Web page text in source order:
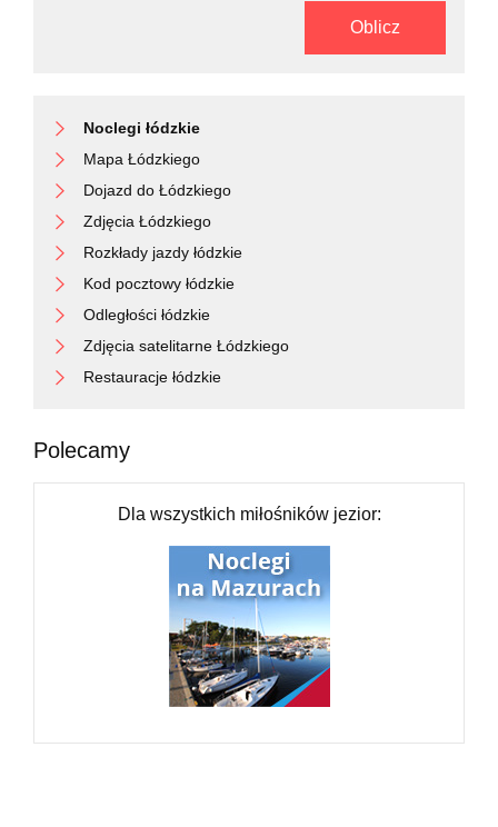
Oblicz
Noclegi łódzkie
Mapa Łódzkiego
Dojazd do Łódzkiego
Zdjęcia Łódzkiego
Rozkłady jazdy łódzkie
Kod pocztowy łódzkie
Odległości łódzkie
Zdjęcia satelitarne Łódzkiego
Restauracje łódzkie
Polecamy
Dla wszystkich miłośników jezior: